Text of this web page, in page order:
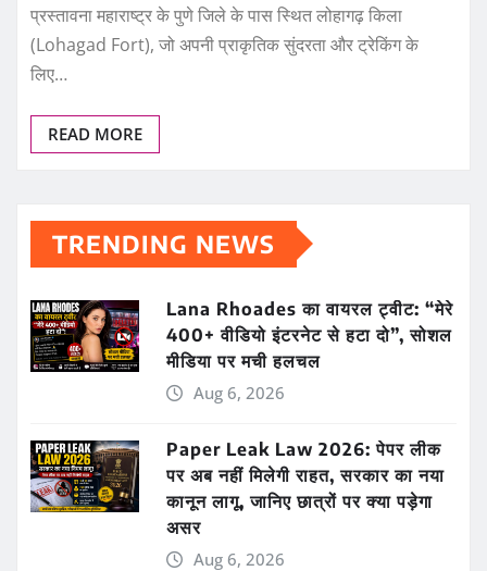
प्रस्तावना महाराष्ट्र के पुणे जिले के पास स्थित लोहागढ़ किला
(Lohagad Fort), जो अपनी प्राकृतिक सुंदरता और ट्रेकिंग के
लिए…
READ MORE
TRENDING NEWS
Lana Rhoades का वायरल ट्वीट: “मेरे
400+ वीडियो इंटरनेट से हटा दो”, सोशल
मीडिया पर मची हलचल
Aug 6, 2026
Paper Leak Law 2026: पेपर लीक
पर अब नहीं मिलेगी राहत, सरकार का नया
कानून लागू, जानिए छात्रों पर क्या पड़ेगा
असर
Aug 6, 2026